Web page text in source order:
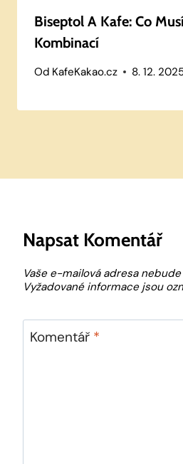
Biseptol A Kafe: Co
Kombinací
Od KafeKakao.cz 8. 12.
Napsat Komentář
Vaše e-mailová adresa
Vyžadované informace jsou
Komentář *